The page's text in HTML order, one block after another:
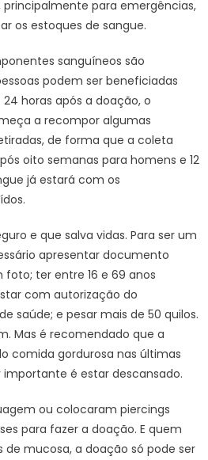
Cidade
Janeiro
principalmente para emergências,
os estoques de sangue.
sanguíneos são
podem ser beneficiadas
horas após a doação, o
a recompor algumas
de forma que a coleta
oito semanas para homens e 12
já estará com os
e que salva vidas. Para ser um
apresentar documento
ter entre 16 e 69 anos
com autorização do
saúde; e pesar mais de 50 quilos.
Mas é recomendado que a
comida gordurosa nas últimas
é estar descansado.
ou colocaram piercings
para fazer a doação. E quem
mucosa, a doação só pode ser